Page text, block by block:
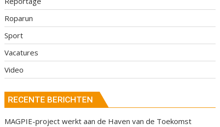
Roparun
Sport
Vacatures
Video
RECENTE BERICHTEN
MAGPIE-project werkt aan de Haven van de Toekomst